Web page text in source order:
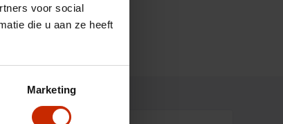
voor social
die u aan ze heeft
Marketing